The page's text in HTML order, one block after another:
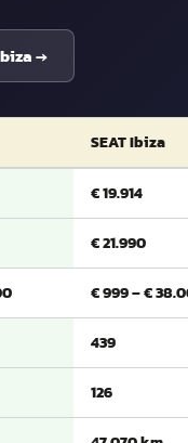
→
SEAT Ibiza
€ 19.914
€ 21.990
€ 999 – €
439
126